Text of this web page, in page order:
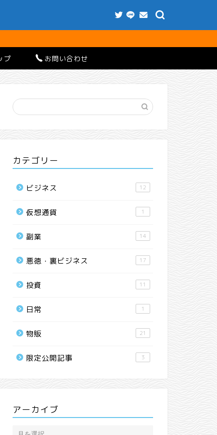
プ お問い合わせ
カテゴリー
ビジネス 12
仮想通貨 1
副業 14
悪徳・裏ビジネス 17
投資 11
日常 1
物販 21
限定公開記事 3
アーカイブ